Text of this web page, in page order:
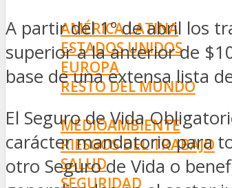
AMÉRICA LATINA
ESTADOS UNIDOS
EUROPA
RESTO DEL MUNDO
MEDIOAMBIENTE
RIESGOS DEL TRABAJO
SALUD
SEGURIDAD
A partir del 1º de abril los
superior a la anterior de
base de una extensa lista
El Seguro de Vida
carácter mandatorio para
otro Seguro de Vida o